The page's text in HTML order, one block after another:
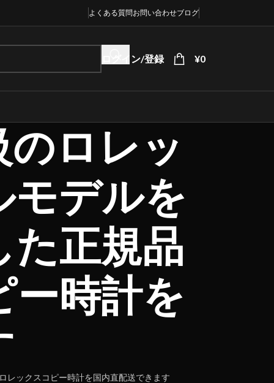
よくある質問お問い合わせブログ
ログイン/登録 ¥0
ロレッ
デルを
正規品
時計を
レックスコピー時計を国内直配送できます